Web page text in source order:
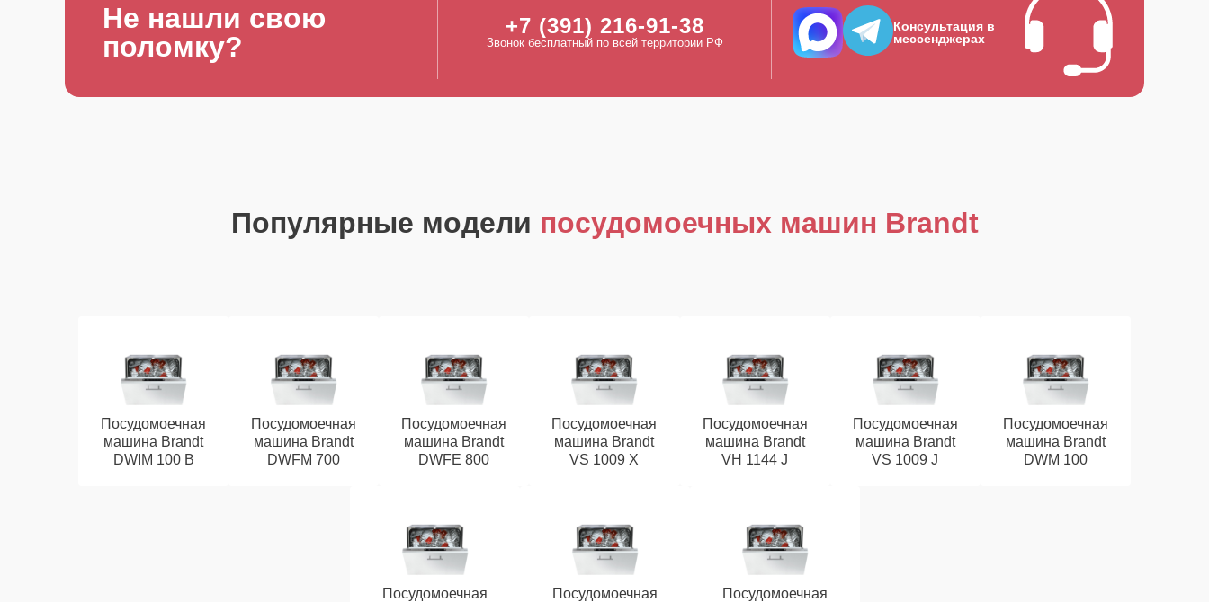
Не нашли свою
поломку?
+7 (391) 216-91-38
Звонок бесплатный по всей территории РФ
Консультация в
мессенджерах
Популярные модели посудомоечных машин Brandt
Посудомоечная
машина Brandt
DWIM 100 B
Посудомоечная
машина Brandt
DWFM 700
Посудомоечная
машина Brandt
DWFE 800
Посудомоечная
машина Brandt
VS 1009 X
Посудомоечная
машина Brandt
VH 1144 J
Посудомоечная
машина Brandt
VS 1009 J
Посудомоечная
машина Brandt
DWM 100
Посудомоечная
Посудомоечная
Посудомоечная